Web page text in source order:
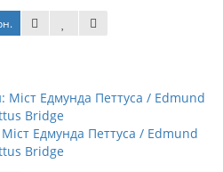
Едмунда Петтуса / Edmund
Bridge